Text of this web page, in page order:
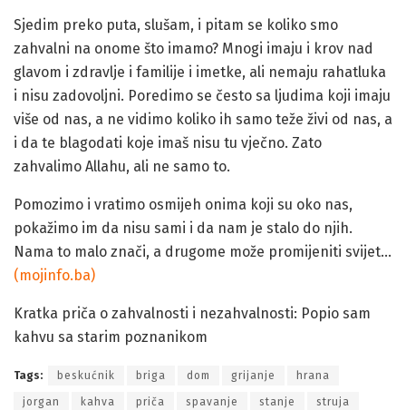
Sjedim preko puta, slušam, i pitam se koliko smo
zahvalni na onome što imamo? Mnogi imaju i krov nad
glavom i zdravlje i familije i imetke, ali nemaju rahatluka
i nisu zadovoljni. Poredimo se često sa ljudima koji imaju
više od nas, a ne vidimo koliko ih samo teže živi od nas, a
i da te blagodati koje imaš nisu tu vječno. Zato
zahvalimo Allahu, ali ne samo to.
Pomozimo i vratimo osmijeh onima koji su oko nas,
pokažimo im da nisu sami i da nam je stalo do njih.
Nama to malo znači, a drugome može promijeniti svijet…
(mojinfo.ba)
Kratka priča o zahvalnosti i nezahvalnosti: Popio sam
kahvu sa starim poznanikom
Tags: beskućnik briga dom grijanje hrana
jorgan kahva priča spavanje stanje struja